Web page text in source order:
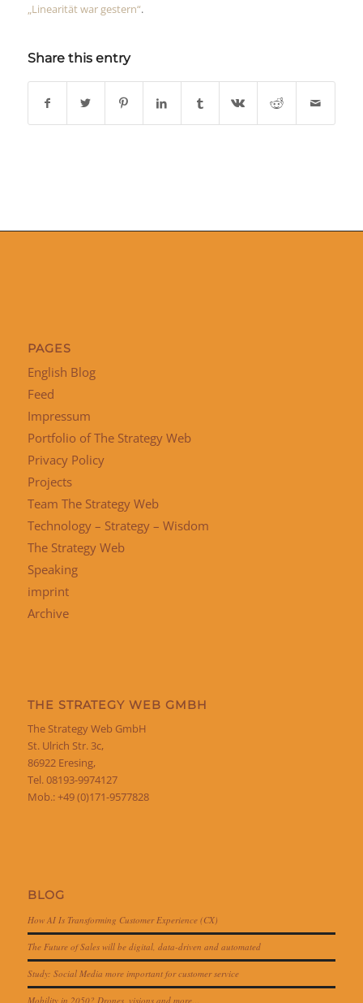
„Linearität war gestern“.
Share this entry
PAGES
English Blog
Feed
Impressum
Portfolio of The Strategy Web
Privacy Policy
Projects
Team The Strategy Web
Technology – Strategy – Wisdom
The Strategy Web
Speaking
imprint
Archive
THE STRATEGY WEB GMBH
The Strategy Web GmbH
St. Ulrich Str. 3c,
86922 Eresing,
Tel. 08193-9974127
Mob.: +49 (0)171-9577828
BLOG
How AI Is Transforming Customer Experience (CX)
The Future of Sales will be digital, data-driven and automated
Study: Social Media more important for customer service
Mobility in 2050? Drones, visions and more…